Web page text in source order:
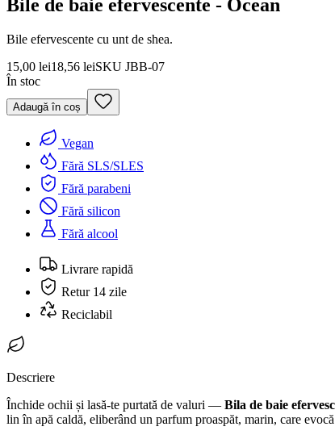
Bile de baie efervescente - Ocean
Bile efervescente cu unt de shea.
15,00 lei18,56 leiSKU JBB-07
În stoc
Adaugă în coș
Vegan
Fără SLS/SLES
Fără parabeni
Fără silicon
Fără alcool
Livrare rapidă
Retur 14 zile
Reciclabil
Descriere
Închide ochii și lasă-te purtată de valuri — Bila de baie
lin în apă caldă, eliberând un parfum proaspăt, marin, care